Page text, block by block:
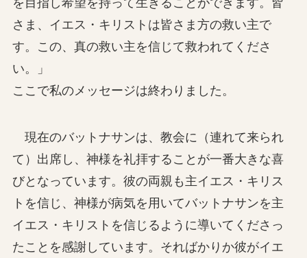
を目指し希望を持って生きることができます。皆
さま、イエス・キリストは皆さま方の救い主で
す。この、真の救い主を信じて救われてくださ
い。」
ここで私のメッセージは終わりました。
現在のバットナサンは、教会に（連れて来られ
て）出席し、神様を礼拝することが一番大きな喜
びとなっています。彼の両親も主イエス・キリス
トを信じ、神様が病気を用いてバットナサンを主
イエス・キリストを信じるように導いてくださっ
たことを感謝しています。そればかりか彼がイエ